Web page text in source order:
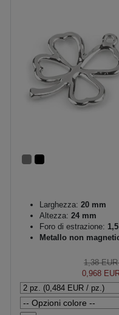
Larghezza: 20 mm
Altezza: 24 mm
Foro di estrazione:
Metallo non
1,38 EUR
0,968